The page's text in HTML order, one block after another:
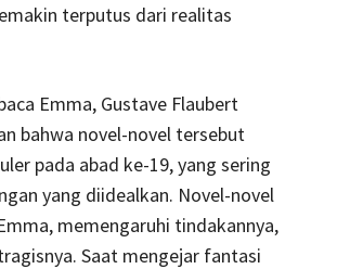
terputus dari realitas
Emma, Gustave Flaubert
bahwa novel-novel tersebut
pada abad ke-19, yang sering
yang diidealkan. Novel-novel
memengaruhi tindakannya,
Saat mengejar fantasi